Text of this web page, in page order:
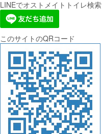
LINEでオストメイトトイレ検索
このサイトのQRコード